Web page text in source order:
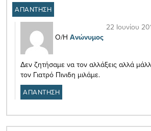
ΑΠΑΝΤΗΣΗ
Ο/Η Ανώνυμος
22 Ιουνίου
Δεν ζητήσαμε να τον αλλάξεις αλλά
τον Γιατρό Πινιδη μιλάμε.
ΑΠΑΝΤΗΣΗ